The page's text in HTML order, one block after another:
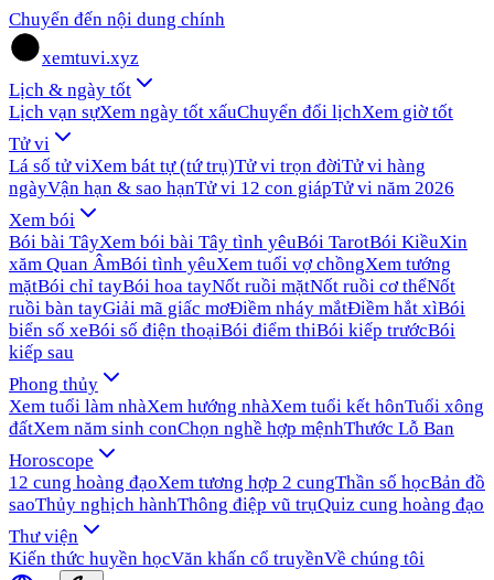
Chuyển đến nội dung chính
xemtuvi.xyz
Lịch & ngày tốt
Lịch vạn sựXem ngày tốt xấuChuyển đổi lịchXem giờ tốt
Tử vi
Lá số tử viXem bát tự (tứ trụ)Tử vi trọn đờiTử vi hàng
ngàyVận hạn & sao hạnTử vi 12 con giápTử vi năm 2026
Xem bói
Bói bài TâyXem bói bài Tây tình yêuBói TarotBói KiềuXin
xăm Quan ÂmBói tình yêuXem tuổi vợ chồngXem tướng
mặtBói chỉ tayBói hoa tayNốt ruồi mặtNốt ruồi cơ thểNốt
ruồi bàn tayGiải mã giấc mơĐiềm nháy mắtĐiềm hắt xìBói
biển số xeBói số điện thoạiBói điểm thiBói kiếp trướcBói
kiếp sau
Phong thủy
Xem tuổi làm nhàXem hướng nhàXem tuổi kết hônTuổi xông
đấtXem năm sinh conChọn nghề hợp mệnhThước Lỗ Ban
Horoscope
12 cung hoàng đạoXem tương hợp 2 cungThần số họcBản đồ
saoThủy nghịch hànhThông điệp vũ trụQuiz cung hoàng đạo
Thư viện
Kiến thức huyền họcVăn khấn cổ truyềnVề chúng tôi